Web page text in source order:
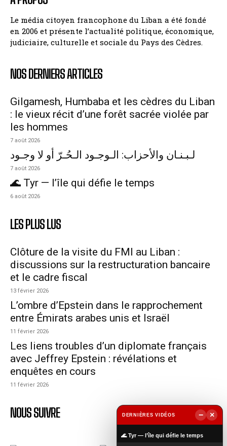
Le média citoyen francophone du Liban a été fondé
en 2006 et présente l’actualité politique, économique,
judiciaire, culturelle et sociale du Pays des Cèdres.
NOS DERNIERS ARTICLES
Gilgamesh, Humbaba et les cèdres du Liban
: le vieux récit d’une forêt sacrée violée par
les hommes
7 août 2026
لـبـنـان والأحزاب: الـوجـود الـحُـرّ أو لا وجـود
7 août 2026
🌊 Tyr — l’île qui défie le temps
6 août 2026
LES PLUS LUS
Clôture de la visite du FMI au Liban :
discussions sur la restructuration bancaire
et le cadre fiscal
13 février 2026
L’ombre d’Epstein dans le rapprochement
entre Émirats arabes unis et Israël
11 février 2026
Les liens troubles d’un diplomate français
avec Jeffrey Epstein : révélations et
enquêtes en cours
11 février 2026
NOUS SUIVRE DERNIÈRES VIDÉOS −
×
🌊 Tyr — l’île qui défie le temps